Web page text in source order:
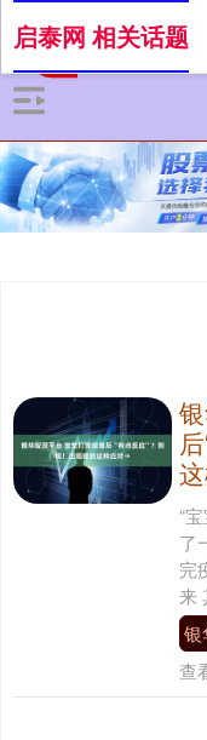
启泰网 相关话题
“
了
完
来
银
查